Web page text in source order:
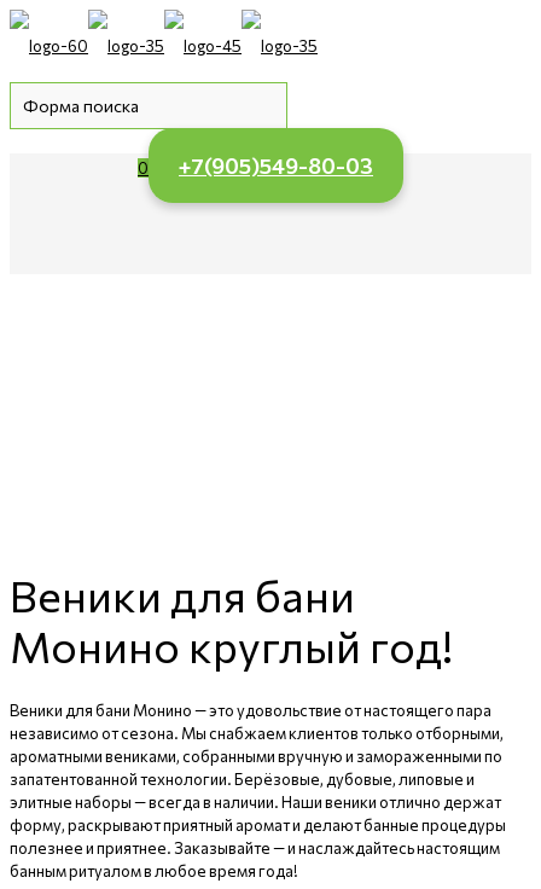
0 +7(905)549-80-03
Веники для бани
Монино круглый год!
Веники для бани Монино — это удовольствие от настоящего пара
независимо от сезона. Мы снабжаем клиентов только отборными,
ароматными вениками, собранными вручную и замораженными по
запатентованной технологии. Берёзовые, дубовые, липовые и
элитные наборы — всегда в наличии. Наши веники отлично держат
форму, раскрывают приятный аромат и делают банные процедуры
полезнее и приятнее. Заказывайте — и наслаждайтесь настоящим
банным ритуалом в любое время года!